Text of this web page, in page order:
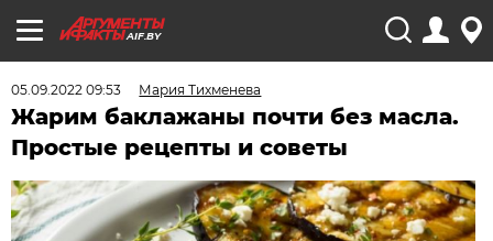
AIF.BY
05.09.2022 09:53 Мария Тихменева
Жарим баклажаны почти без масла.
Простые рецепты и советы